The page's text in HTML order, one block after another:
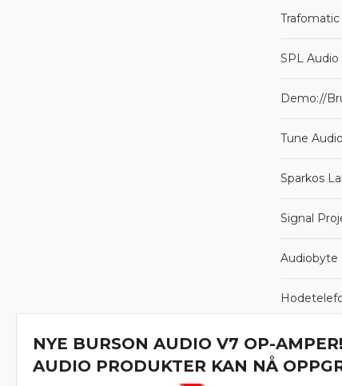
Trafomatic
SPL Audio
Demo://
Tune Audio
Sparkos
Signal
Audiobyte
Grandinote
NYE BURSON AUDIO V7 OP-
AUDIO PRODUKTER KAN NÅ